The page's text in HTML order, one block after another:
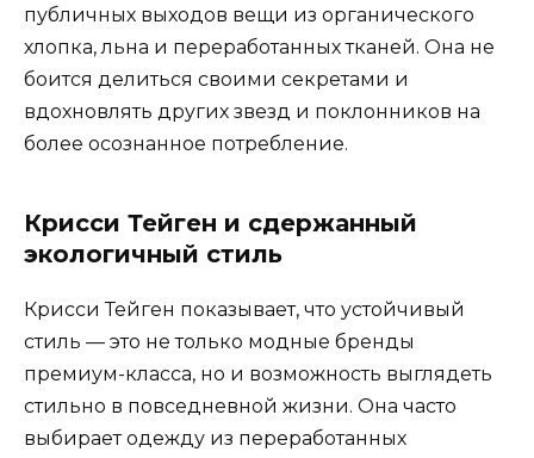
публичных выходов вещи из органического
хлопка, льна и переработанных тканей. Она не
боится делиться своими секретами и
вдохновлять других звезд и поклонников на
более осознанное потребление.
Крисси Тейген и сдержанный
экологичный стиль
Крисси Тейген показывает, что устойчивый
стиль — это не только модные бренды
премиум-класса, но и возможность выглядеть
стильно в повседневной жизни. Она часто
выбирает одежду из переработанных